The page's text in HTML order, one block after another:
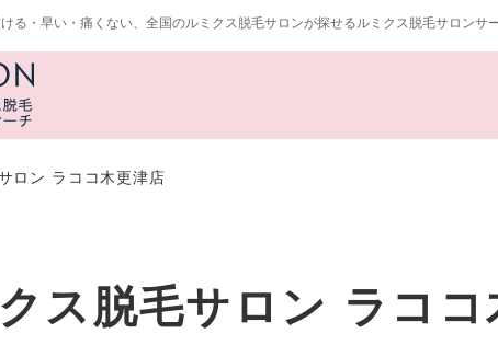
る・早い・痛くない、全国のルミクス脱毛サロンが探せるルミクス脱毛サロンサー
ロン ラココ木更津店
ス脱毛サロン ラココ